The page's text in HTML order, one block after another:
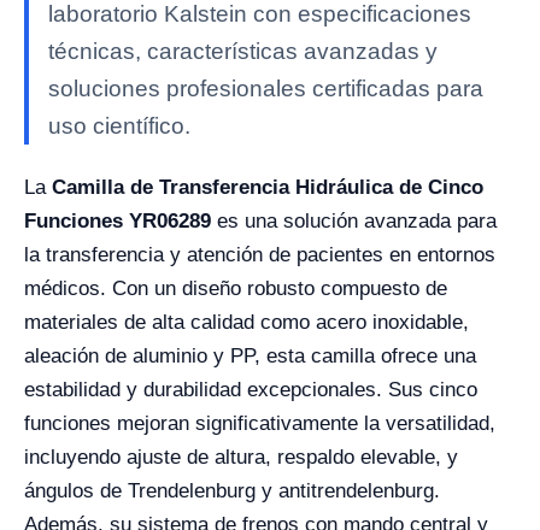
laboratorio Kalstein con especificaciones
técnicas, características avanzadas y
soluciones profesionales certificadas para
uso científico.
La Camilla de Transferencia Hidráulica de Cinco
Funciones YR06289 es una solución avanzada para
la transferencia y atención de pacientes en entornos
médicos. Con un diseño robusto compuesto de
materiales de alta calidad como acero inoxidable,
aleación de aluminio y PP, esta camilla ofrece una
estabilidad y durabilidad excepcionales. Sus cinco
funciones mejoran significativamente la versatilidad,
incluyendo ajuste de altura, respaldo elevable, y
ángulos de Trendelenburg y antitrendelenburg.
Además, su sistema de frenos con mando central y